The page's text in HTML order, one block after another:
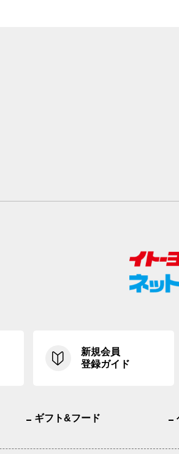
新規会員
登録ガイド
ギフト&フード